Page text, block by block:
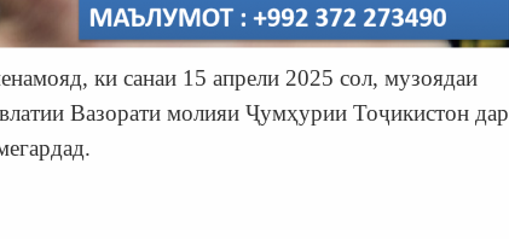
ки санаи 15 апрели 2025 сол, музоядаи
Вазорати молияи Ҷумҳурии Тоҷикистон дар